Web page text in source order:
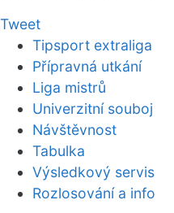
Tweet
Tipsport extraliga
Přípravná utkání
Liga mistrů
Univerzitní souboj
Návštěvnost
Tabulka
Výsledkový servis
Rozlosování a info